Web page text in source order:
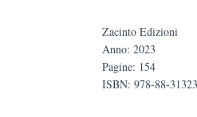
Zacinto Edizioni
Anno: 2023
Pagine: 154
ISBN: 978-88-